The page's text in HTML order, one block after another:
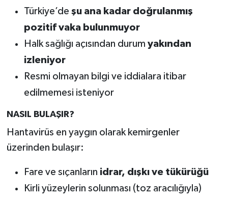
Türkiye’de şu ana kadar doğrulanmış
pozitif vaka bulunmuyor
Halk sağlığı açısından durum yakından
izleniyor
Resmi olmayan bilgi ve iddialara itibar
edilmemesi isteniyor
NASIL BULAŞIR?
Hantavirüs en yaygın olarak kemirgenler
üzerinden bulaşır:
Fare ve sıçanların idrar, dışkı ve tükürüğü
Kirli yüzeylerin solunması (toz aracılığıyla)